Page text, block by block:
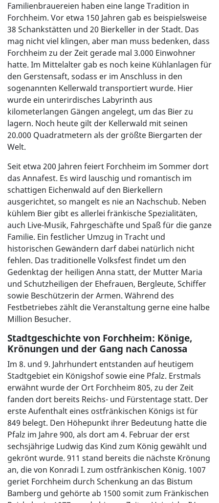
Familienbrauereien haben eine lange Tradition in
Forchheim. Vor etwa 150 Jahren gab es beispielsweise
38 Schankstätten und 20 Bierkeller in der Stadt. Das
mag nicht viel klingen, aber man muss bedenken, dass
Forchheim zu der Zeit gerade mal 3.000 Einwohner
hatte. Im Mittelalter gab es noch keine Kühlanlagen für
den Gerstensaft, sodass er im Anschluss in den
sogenannten Kellerwald transportiert wurde. Hier
wurde ein unterirdisches Labyrinth aus
kilometerlangen Gängen angelegt, um das Bier zu
lagern. Noch heute gilt der Kellerwald mit seinen
20.000 Quadratmetern als der größte Biergarten der
Welt.
Seit etwa 200 Jahren feiert Forchheim im Sommer dort
das Annafest. Es wird lauschig und romantisch im
schattigen Eichenwald auf den Bierkellern
ausgerichtet, so mangelt es nie an Nachschub. Neben
kühlem Bier gibt es allerlei fränkische Spezialitäten,
auch Live-Musik, Fahrgeschäfte und Spaß für die ganze
Familie. Ein festlicher Umzug in Tracht und
historischen Gewändern darf dabei natürlich nicht
fehlen. Das traditionelle Volksfest findet um den
Gedenktag der heiligen Anna statt, der Mutter Maria
und Schutzheiligen der Ehefrauen, Bergleute, Schiffer
sowie Beschützerin der Armen. Während des
Festbetriebes zählt die Veranstaltung gerne eine halbe
Million Besucher.
Stadtgeschichte von Forchheim: Könige,
Krönungen und der Gang nach Canossa
Im 8. und 9. Jahrhundert entstanden auf heutigem
Stadtgebiet ein Königshof sowie eine Pfalz. Erstmals
erwähnt wurde der Ort Forchheim 805, zu der Zeit
fanden dort bereits Reichs- und Fürstentage statt. Der
erste Aufenthalt eines ostfränkischen Königs ist für
849 belegt. Den Höhepunkt ihrer Bedeutung hatte die
Pfalz im Jahre 900, als dort am 4. Februar der erst
sechsjährige Ludwig das Kind zum König gewählt und
gekrönt wurde. 911 stand bereits die nächste Krönung
an, die von Konradi I. zum ostfränkischen König. 1007
geriet Forchheim durch Schenkung an das Bistum
Bamberg und gehörte ab 1500 somit zum Fränkischen